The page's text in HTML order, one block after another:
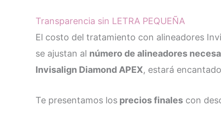
Transparencia sin LETRA PEQUEÑA
El costo del tratamiento con alineadores
se ajustan al número de alineadores
Invisalign Diamond APEX, estará
Te presentamos los precios finales con